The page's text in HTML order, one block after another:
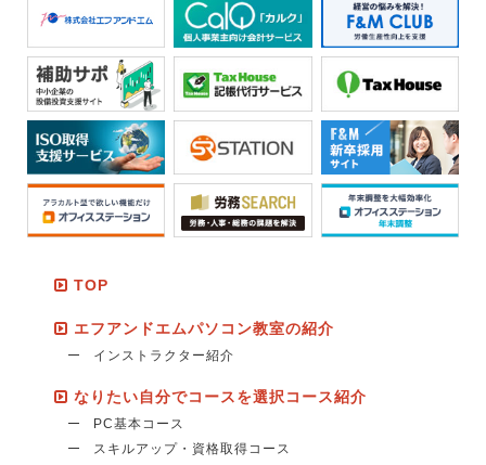
TOP
エフアンドエムパソコン教室の紹介
インストラクター紹介
なりたい自分でコースを選択コース紹介
PC基本コース
スキルアップ・資格取得コース